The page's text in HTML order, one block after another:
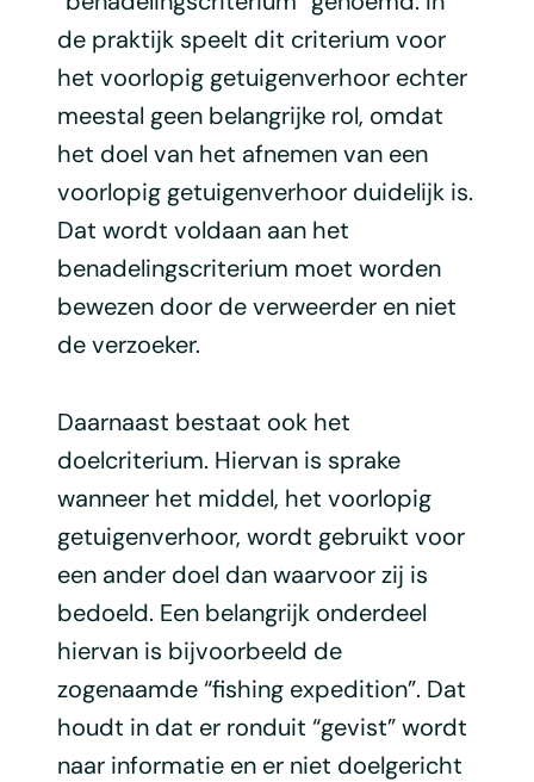
de praktijk speelt dit criterium voor
het voorlopig getuigenverhoor echter
meestal geen belangrijke rol, omdat
het doel van het afnemen van een
voorlopig getuigenverhoor duidelijk is.
Dat wordt voldaan aan het
benadelingscriterium moet worden
bewezen door de verweerder en niet
de verzoeker.
Daarnaast bestaat ook het
doelcriterium. Hiervan is sprake
wanneer het middel, het voorlopig
getuigenverhoor, wordt gebruikt voor
een ander doel dan waarvoor zij is
bedoeld. Een belangrijk onderdeel
hiervan is bijvoorbeeld de
zogenaamde “fishing expedition”. Dat
houdt in dat er ronduit “gevist” wordt
naar informatie en er niet doelgericht